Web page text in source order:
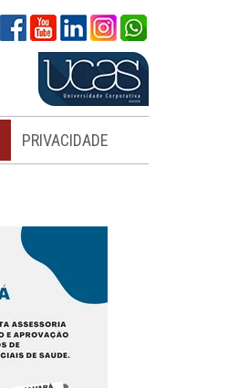
PRIVACIDADE